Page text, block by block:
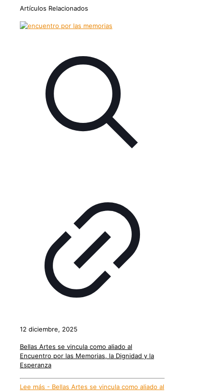
Artículos Relacionados
12 diciembre, 2025
Bellas Artes se vincula como aliado al
Encuentro por las Memorias, la Dignidad y la
Esperanza
Lee más - Bellas Artes se vincula como aliado al